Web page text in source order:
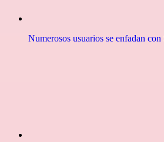
Numerosos usuarios se enfadan